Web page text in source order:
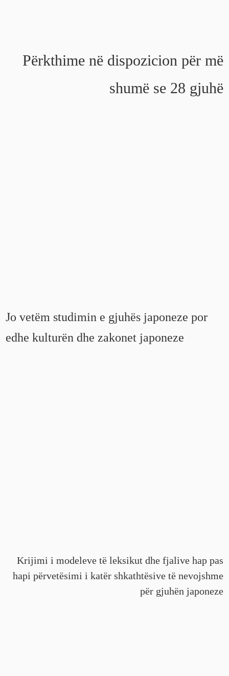
Përkthime në dispozicion për më
shumë se 28 gjuhë
Jo vetëm studimin e gjuhës japoneze por
edhe kulturën dhe zakonet japoneze
Krijimi i modeleve të leksikut dhe fjalive hap pas
hapi përvetësimi i katër shkathtësive të nevojshme
për gjuhën japoneze